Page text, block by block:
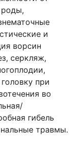
роды,
и
ворсин
серкляж,
при
во
гибель
травмы.